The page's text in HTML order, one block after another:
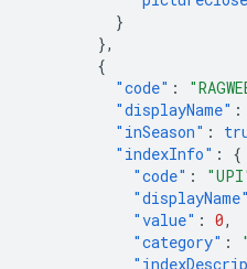
}
},
{
"code" :
"displayName" :
"inSeason" :
"indexInfo" :
{
"code" :
"displayName"
"value" : 0,
"category" :